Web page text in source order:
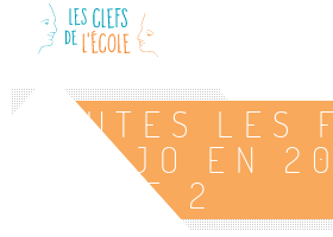
TOUTES LES
LES JO EN
CYCLE 2